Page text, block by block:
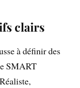
clairs
à définir des
SMART